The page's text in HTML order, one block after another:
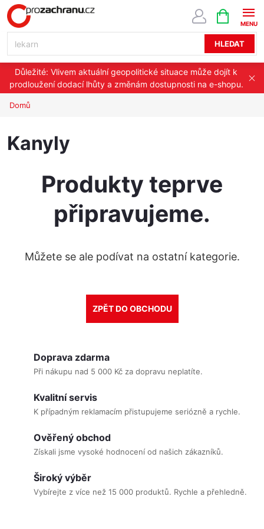
Přejít
na
HLEDAT
NÁKUPNÍ
KOŠÍK
Důležité: Vlivem aktuální geopolitické situace může dojít k
prodloužení dodací lhůty a změnám dostupnosti na e-shopu.
Domů
Kanyly
Produkty teprve
připravujeme.
Můžete se ale podívat na ostatní kategorie.
ZPĚT DO OBCHODU
Doprava zdarma
Při nákupu nad 5 000 Kč za dopravu neplatíte.
Kvalitní servis
K případným reklamacím přistupujeme seriózně a rychle.
Ověřený obchod
Získali jsme vysoké hodnocení od našich zákazníků.
Široký výběr
Vybírejte z více než 15 000 produktů. Rychle a přehledně.